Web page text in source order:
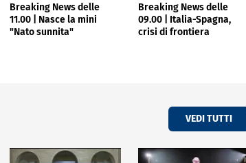
Breaking News delle
11.00 | Nasce la mini
"Nato sunnita"
Breaking News delle
09.00 | Italia-Spagna,
crisi di frontiera
VEDI TUTTI